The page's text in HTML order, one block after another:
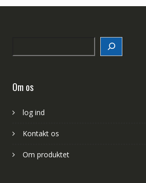
Om os
log ind
Kontakt os
Om produktet